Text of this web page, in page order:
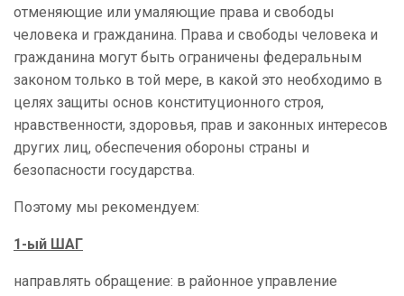
отменяющие или умаляющие права и свободы
человека и гражданина. Права и свободы человека и
гражданина могут быть ограничены федеральным
законом только в той мере, в какой это необходимо в
целях защиты основ конституционного строя,
нравственности, здоровья, прав и законных интересов
других лиц, обеспечения обороны страны и
безопасности государства.
Поэтому мы рекомендуем:
1-ый ШАГ
направлять обращение: в районное управление